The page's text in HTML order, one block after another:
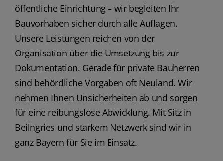
öffentliche Einrichtung – wir begleiten Ihr
Bauvorhaben sicher durch alle Auflagen.
Unsere Leistungen reichen von der
Organisation über die Umsetzung bis zur
Dokumentation. Gerade für private Bauherren
sind behördliche Vorgaben oft Neuland. Wir
nehmen Ihnen Unsicherheiten ab und sorgen
für eine reibungslose Abwicklung. Mit Sitz in
Beilngries und starkem Netzwerk sind wir in
ganz Bayern für Sie im Einsatz.